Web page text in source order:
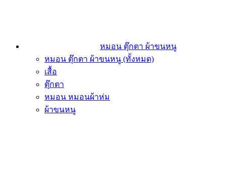
หมอน ตุ๊กตา ผ้าขนหนู
หมอน ตุ๊กตา ผ้าขนหนู (ทั้งหมด)
เสื้อ
ตุ๊กตา
หมอน หมอนผ้าห่ม
ผ้าขนหนู